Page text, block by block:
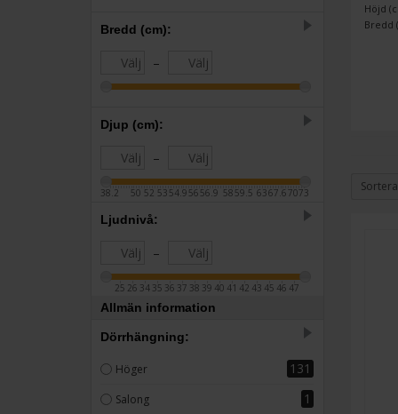
6
Bredd (cm):
–
Djup (cm):
–
38.2 50 52 53 54.9 56 56.9 58 59.5 6367.6 7073
Ljudnivå:
–
25 26 34 35 36 37 38 39 40 41 42 43 45 46 47
Allmän information
Dörrhängning:
Höger 131
Salong 1
Höjd
Bredd
Sortera